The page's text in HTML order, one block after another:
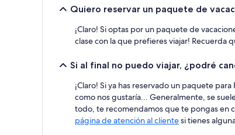
Quiero reservar un paquete de
¡Claro! Si optas por un paquete de
clase con la que prefieres viajar! Recuerda
Si al final no puedo viajar, ¿podré
¡Claro! Si ya has reservado un paquete
como nos gustaría... Generalmente, se
todo, te recomendamos que te pongas en
página de atención al clientesi tienes